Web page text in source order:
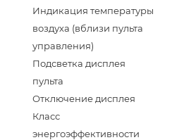
Индикация температуры
воздуха (вблизи пульта
управления)
Подсветка дисплея
пульта
Отключение дисплея
Класс
энергоэффективности